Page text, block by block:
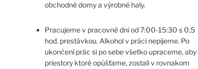
obchodné domy a výrobné haly.
Pracujeme v pracovné dni od 7:00-15:30 s 0,5
hod. prestávkou. Alkohol v práci nepijeme. Po
ukončení prác si po sebe všetko upraceme, aby
priestory ktoré opúšťame, zostali v rovnakom